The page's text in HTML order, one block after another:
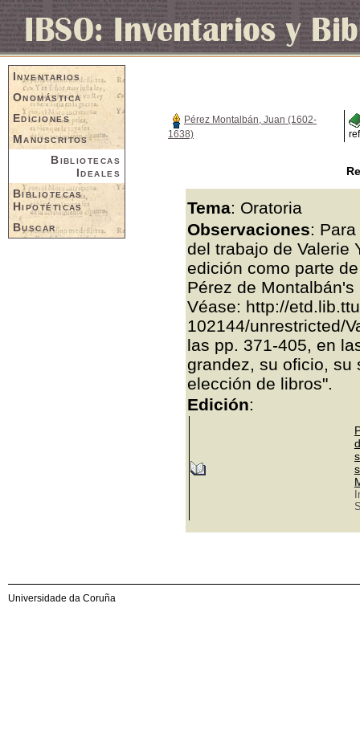
Inventarios
Onomástica
Ediciones
Manuscritos
Bibliotecas
Ideales
Bibliotecas
Hipotéticas
Buscar
Pérez Montalbán, Juan (1602-
1638)
Tema: Oratoria
Observaciones:
del trabajo de Valerie
edición como parte
Pérez de Montalbán's
Véase: http://
102144/unrestricted/
las pp. 371-405, en
grandez, su oficio, su
elección de libros".
Edición:
Universidade da Coruña